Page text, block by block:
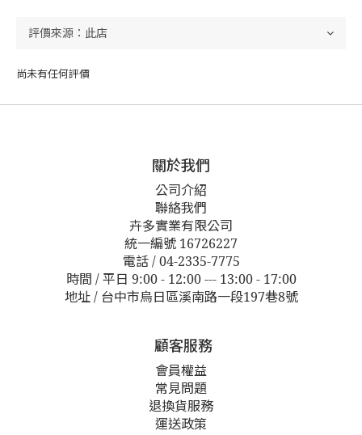
尚未有任何評價
關於我們
公司介紹
聯絡我們
卉多實業有限公司
統一編號 16726227
電話 / 04-2335-7775
時間 / 平日 9:00 - 12:00 --- 13:00 - 17:00
地址 / 台中市烏日區溪南路一段197巷8號
顧客服務
會員權益
常見問題
退換貨服務
運送政策